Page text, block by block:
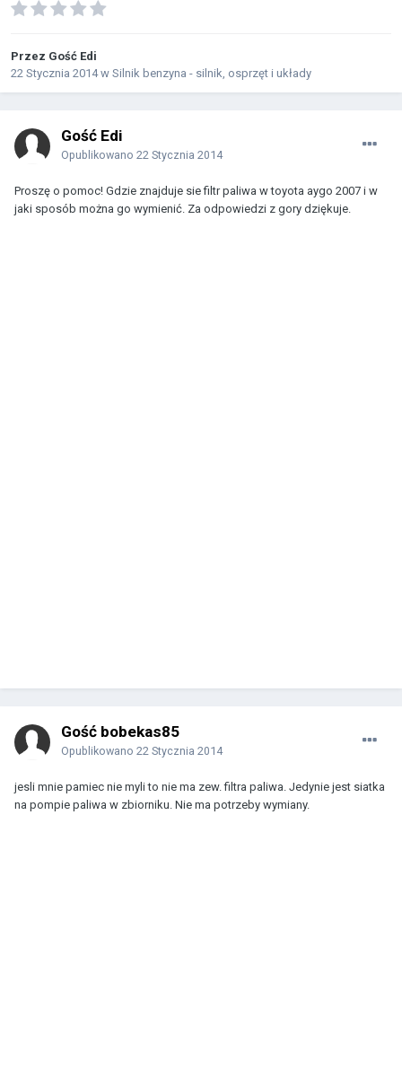
Przez Gość Edi
22 Stycznia 2014w Silnik benzyna - silnik, osprzęt i układy
Gość Edi
Opublikowano 22 Stycznia 2014
Proszę o pomoc! Gdzie znajduje sie filtr paliwa w toyota aygo 2007 i w
jaki sposób można go wymienić. Za odpowiedzi z gory dziękuje.
Gość bobekas85
Opublikowano 22 Stycznia 2014
jesli mnie pamiec nie myli to nie ma zew. filtra paliwa. Jedynie jest siatka
na pompie paliwa w zbiorniku. Nie ma potrzeby wymiany.